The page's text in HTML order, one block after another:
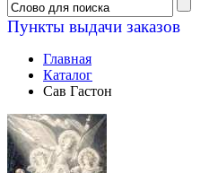
Пункты выдачи заказов
Главная
Каталог
Сав Гастон